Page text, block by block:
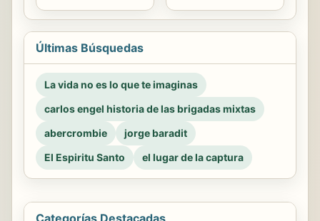
Últimas Búsquedas
La vida no es lo que te imaginas
carlos engel historia de las brigadas mixtas
abercrombie
jorge baradit
El Espiritu Santo
el lugar de la captura